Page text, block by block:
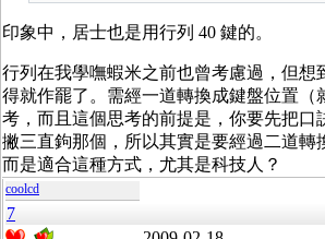
印象中，居士也是用行列 40 鍵的。
行列在我學嘸蝦米之前也曾考慮過，但想
得就作罷了。需經一道轉換成鍵盤位置（
考，而且這個思考的前提是，你要先把口
撇三直鉤那個，所以其實是要經過二道轉
而是適合這種方式，尤其是科技人？
coolcd
7